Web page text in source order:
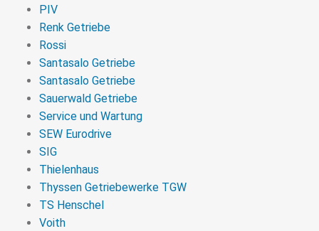
PIV
Renk Getriebe
Rossi
Santasalo Getriebe
Santasalo Getriebe
Sauerwald Getriebe
Service und Wartung
SEW Eurodrive
SIG
Thielenhaus
Thyssen Getriebewerke TGW
TS Henschel
Voith